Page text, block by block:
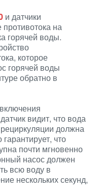
и датчики
на
горячей воды.
которое
горячей воды
обратно в
видит, что вода
должна
что
почти мгновенно
насос должен
всю воду в
нескольких секунд,